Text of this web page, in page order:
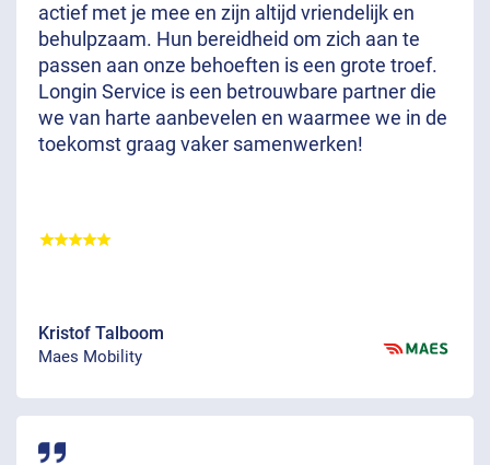
actief met je mee en zijn altijd vriendelijk en
behulpzaam. Hun bereidheid om zich aan te
passen aan onze behoeften is een grote troef.
Longin Service is een betrouwbare partner die
we van harte aanbevelen en waarmee we in de
toekomst graag vaker samenwerken!
Kristof Talboom
Maes Mobility